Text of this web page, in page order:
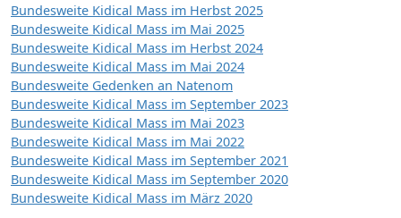
Bundesweite Kidical Mass im Herbst 2025
Bundesweite Kidical Mass im Mai 2025
Bundesweite Kidical Mass im Herbst 2024
Bundesweite Kidical Mass im Mai 2024
Bundesweite Gedenken an Natenom
Bundesweite Kidical Mass im September 2023
Bundesweite Kidical Mass im Mai 2023
Bundesweite Kidical Mass im Mai 2022
Bundesweite Kidical Mass im September 2021
Bundesweite Kidical Mass im September 2020
Bundesweite Kidical Mass im März 2020